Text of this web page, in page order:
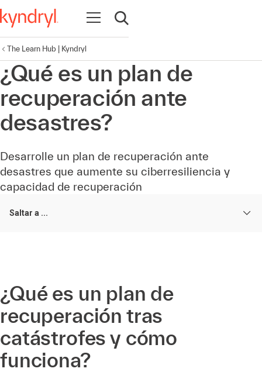
Abrir navegación
Abrir búsqueda
The Learn Hub | Kyndryl
¿Qué es un plan de
recuperación ante
desastres?
Desarrolle un plan de recuperación ante
desastres que aumente su ciberresiliencia y
capacidad de recuperación
Saltar a ...
¿Qué es un plan de
recuperación tras
catástrofes y cómo
funciona?